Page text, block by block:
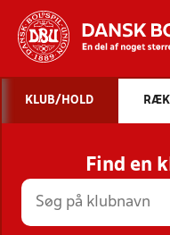
STILLINGER,
KLUB/HOLD
Find en